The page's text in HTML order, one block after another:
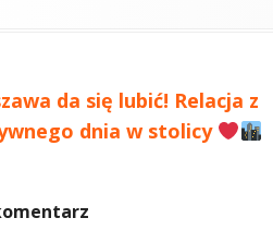
da się lubić! Relacja z
dnia w stolicy